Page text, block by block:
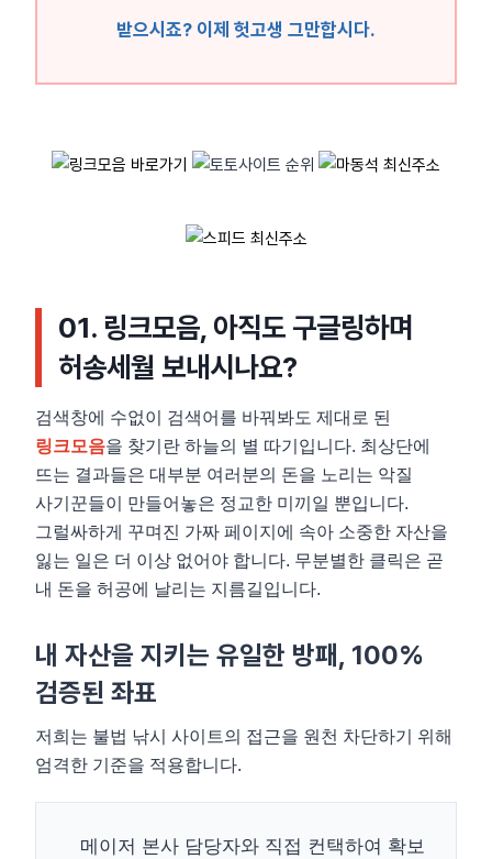
받으시죠? 이제 헛고생 그만합시다.
01. 링크모음, 아직도 구글링하며
허송세월 보내시나요?
검색창에 수없이 검색어를 바꿔봐도 제대로 된
링크모음을 찾기란 하늘의 별 따기입니다. 최상단에
뜨는 결과들은 대부분 여러분의 돈을 노리는 악질
사기꾼들이 만들어놓은 정교한 미끼일 뿐입니다.
그럴싸하게 꾸며진 가짜 페이지에 속아 소중한 자산을
잃는 일은 더 이상 없어야 합니다. 무분별한 클릭은 곧
내 돈을 허공에 날리는 지름길입니다.
내 자산을 지키는 유일한 방패, 100%
검증된 좌표
저희는 불법 낚시 사이트의 접근을 원천 차단하기 위해
엄격한 기준을 적용합니다.
메이저 본사 담당자와 직접 컨택하여 확보